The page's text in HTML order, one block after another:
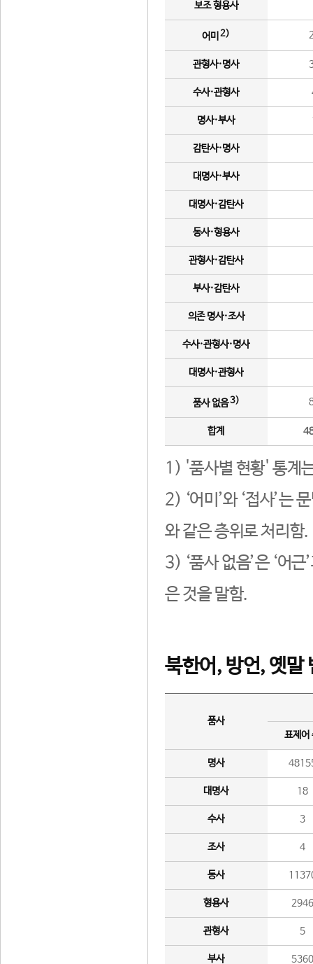
보조 형용사
어미 2)
관형사·명사
수사·관형사
명사·부사
감탄사·명사
대명사·부사
대명사·감탄사
동사·형용사
관형사·감탄사
부사·감탄사
의존 명사·조사
수사·관형사·명사
대명사·관형사
품사 없음3)
합계
1) '품사별 현황' 통계
2) ‘어미’와 ‘접사’는
와 같은 층위로 처리함.
3) ‘품사 없음’은 ‘어
은 것을 말함.
북한어, 방언, 옛말
품사
표제어
명사
대명사 18
수사 3
조사 4
동사
형용사 2946
관형사 5
부사 5360